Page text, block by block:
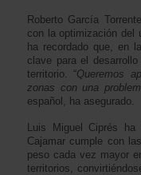
Roberto García
con la optimización del
ha recordado que, en
clave para el
territorio. “Queremos
zonas con una
español, ha asegurado.
Luis Miguel Ciprés
Cajamar cumple con
peso cada vez mayor
territorios,